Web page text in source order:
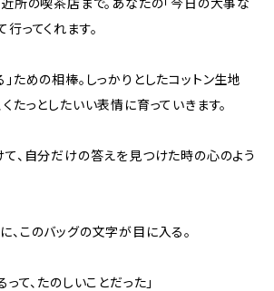
近所の喫茶店まで。あなたの「今日の大事な
ってくれます。
ための相棒。しっかりとしたコットン生地
たっとしたいい表情に育っていきます。
て、自分だけの答えを見つけた時の心のよう
、このバッグの文字が目に入る。
って、たのしいことだった」